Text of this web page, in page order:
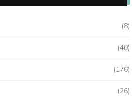
(8)
(40)
(176)
(26)